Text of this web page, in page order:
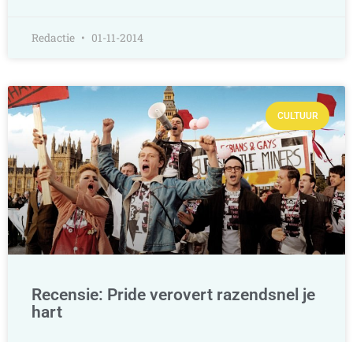
Redactie 01-11-2014
CULTUUR
Recensie: Pride verovert razendsnel je
hart